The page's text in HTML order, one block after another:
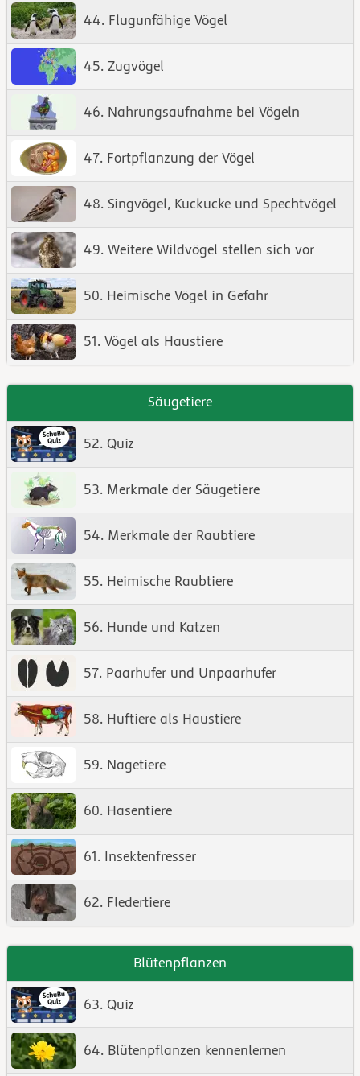
44. Flugunfähige Vögel
45. Zugvögel
46. Nahrungsaufnahme bei Vögeln
47. Fortpflanzung der Vögel
48. Singvögel, Kuckucke und Spechtvögel
49. Weitere Wildvögel stellen sich vor
50. Heimische Vögel in Gefahr
51. Vögel als Haustiere
Säugetiere
52. Quiz
53. Merkmale der Säugetiere
54. Merkmale der Raubtiere
55. Heimische Raubtiere
56. Hunde und Katzen
57. Paarhufer und Unpaarhufer
58. Huftiere als Haustiere
59. Nagetiere
60. Hasentiere
61. Insektenfresser
62. Fledertiere
Blütenpflanzen
63. Quiz
64. Blütenpflanzen kennenlernen